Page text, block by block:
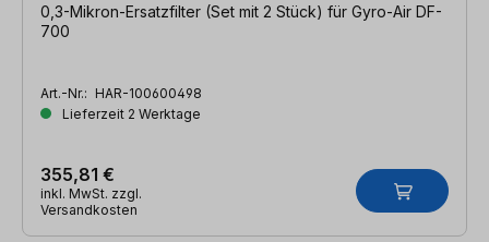
0,3-Mikron-Ersatzfilter (Set mit 2 Stück) für Gyro-Air DF-
700
Art.-Nr.: HAR-100600498
Lieferzeit 2 Werktage
355,81 €
inkl. MwSt. zzgl.
Versandkosten